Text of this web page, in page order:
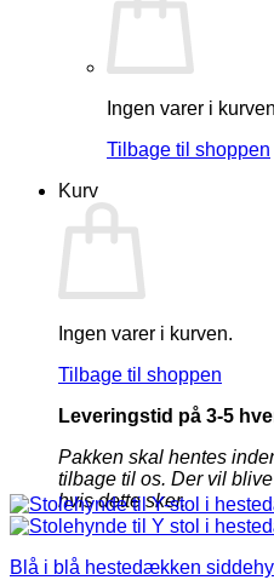
Ingen varer i
Tilbage til shoppen
Kurv
Ingen varer i kurven.
Tilbage til shoppen
Leveringstid på 3-5
Pakken skal hentes
tilbage til os. Der vil
hvis dette sker.
Blå i blå hestedækken